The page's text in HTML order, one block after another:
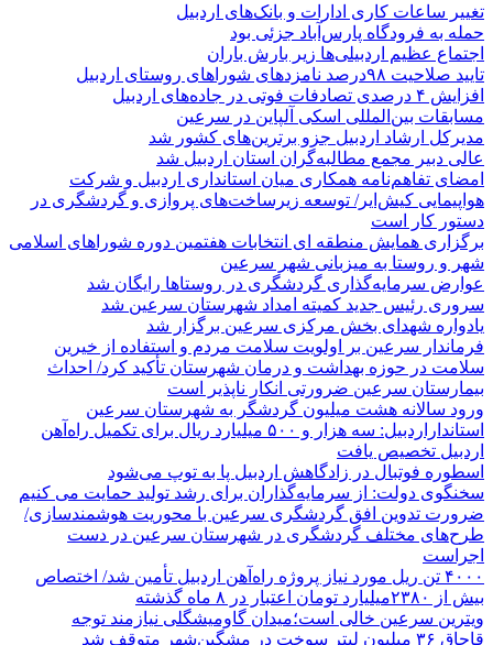
تغییر ساعات کاری ادارات و بانک‌های اردبیل
حمله به فرودگاه پارس‌‌آباد جزئی بود
اجتماع عظیم اردبیلی‌ها زیر بارش باران
تایید صلاحیت ۹۸درصد نامزدهای شوراهای روستای اردبیل
افزایش ۴ درصدی تصادفات فوتی در جاده‌های اردبیل
مسابقات بین‌المللی اسکی آلپاین در سرعین
مدیرکل ارشاد اردبیل جزو برترین‌های کشور شد
عالی دبیر مجمع مطالبه‌گران استان اردبیل شد
امضای تفاهم‌نامه همکاری میان استانداری اردبیل و شرکت
هواپیمایی کیش‌ایر/ توسعه زیرساخت‌های پروازی و گردشگری در
دستور کار است
برگزاری همایش منطقه ای انتخابات هفتمین دوره شوراهای اسلامی
شهر و روستا به میزبانی شهر سرعین
عوارض سرمایه‌گذاری گردشگری در روستاها رایگان شد
سروری رئیس جدید کمیته امداد شهرستان سرعین شد
یادواره شهدای بخش مرکزی سرعین برگزار شد
فرماندار سرعین بر اولویت سلامت مردم و استفاده از خیرین
سلامت در حوزه بهداشت و درمان شهرستان تأکید کرد/ احداث
بیمارستان سرعین ضرورتی انکار ناپذیر است
ورود سالانه هشت میلیون گردشگر به شهرستان سرعین
استانداراردبیل: سه هزار و ۵۰۰ میلیارد ریال برای تکمیل راه‌آهن
اردبیل تخصیص یافت
اسطوره فوتبال در زادگاهش اردبیل پا به توپ می‌شود
سخنگوی دولت: از سرمایه‌گذاران برای رشد تولید حمایت می کنیم
ضرورت تدوین افق گردشگری سرعین با محوریت هوشمندسازی/
طرح‌های مختلف گردشگری در شهرستان سرعین در دست
اجراست
۴۰۰۰ تن ریل مورد نیاز پروژه راه‌آهن اردبیل تأمین شد/ اختصاص
بیش از ۲۳۸۰میلیارد تومان اعتبار در ۸ ماه گذشته
ویترین سرعین خالی است؛میدان گاومیشگلی نیازمند توجه
قاچاق ۳۶ میلیون لیتر سوخت در مشگین‌شهر متوقف شد